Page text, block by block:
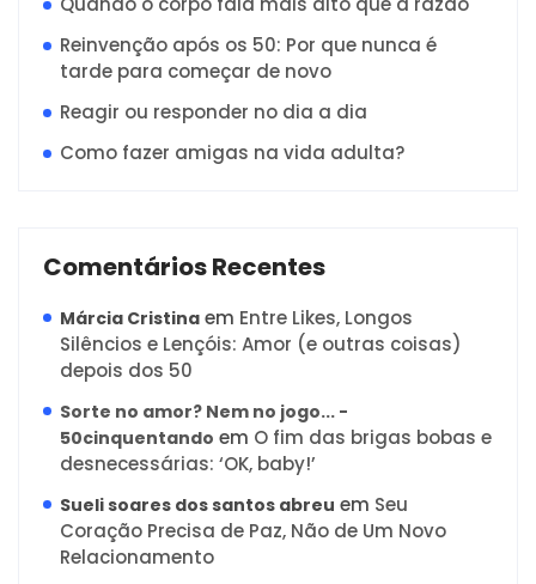
Reinvenção após os 50: Por que nunca é
tarde para começar de novo
Reagir ou responder no dia a dia
Como fazer amigas na vida adulta?
Comentários Recentes
Márcia Cristina em Entre Likes, Longos
Silêncios e Lençóis: Amor (e outras coisas)
depois dos 50
Sorte no amor? Nem no jogo... -
50cinquentando em O fim das brigas bobas e
desnecessárias: ‘OK, baby!’
Sueli soares dos santos abreu em Seu
Coração Precisa de Paz, Não de Um Novo
Relacionamento